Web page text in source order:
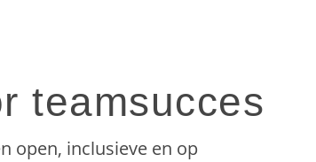
teamsucces
open, inclusieve en op